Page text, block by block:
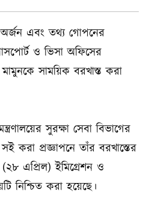
এবং তথ্য গোপনের
ও ভিসা অফিসের
সাময়িক বরখাস্ত করা
সুরক্ষা সেবা বিভাগের
করা প্রজ্ঞাপনে তাঁর বরখাস্তের
এপ্রিল) ইমিগ্রেশন ও
নিশ্চিত করা হয়েছে।